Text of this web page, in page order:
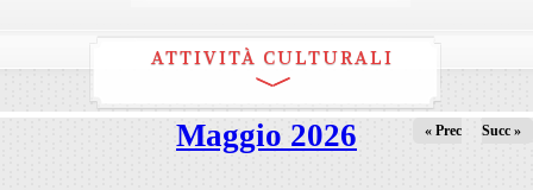
ATTIVITÀ CULTURALI
Maggio 2026 « Prec Succ »